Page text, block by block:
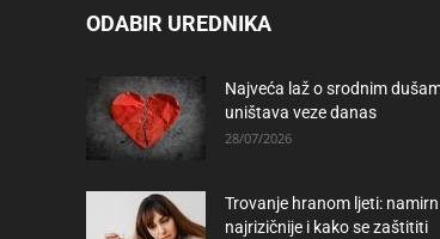
ODABIR UREDNIKA
Najveća laž o srodnim
uništava veze danas
28/07/2026
Trovanje hranom ljeti:
najrizičnije i kako se zaštititi